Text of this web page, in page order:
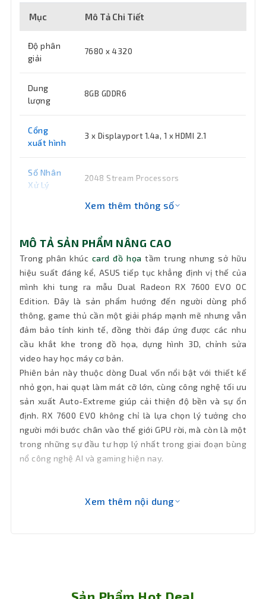
Mục Mô Tả Chi Tiết
Độ phân
giải
7680 x 4320
Dung
lượng
8GB GDDR6
Cổng
xuất hình
3 x Displayport 1.4a, 1 x HDMI 2.1
Số Nhân
Xử Lý
2048 Stream Processors
Nguồn 550W, 1 x 8-pin
Bus RAM 128-bit
Khe cắm 2.5 khe cắm
Giao Tiếp
VGA
PCI Express 4.0
Tản nhiệt 2 quạt
Xung
nhịp nhân
Tính
Xem thêm thông số
MÔ TẢ SẢN PHẨM NÂNG CAO
Trong phân khúc card đồ họa tầm trung nhưng sở hữu
hiệu suất đáng kể, ASUS tiếp tục khẳng định vị thế của
mình khi tung ra mẫu Dual Radeon RX 7600 EVO OC
Edition. Đây là sản phẩm hướng đến người dùng phổ
thông, game thủ cần một giải pháp mạnh mẽ nhưng vẫn
đảm bảo tính kinh tế, đồng thời đáp ứng được các nhu
cầu khắt khe trong đồ họa, dựng hình 3D, chỉnh sửa
video hay học máy cơ bản.
Phiên bản này thuộc dòng Dual vốn nổi bật với thiết kế
nhỏ gọn, hai quạt làm mát cỡ lớn, cùng công nghệ tối ưu
sản xuất Auto-Extreme giúp cải thiện độ bền và sự ổn
định. RX 7600 EVO không chỉ là lựa chọn lý tưởng cho
người mới bước chân vào thế giới GPU rời, mà còn là một
trong những sự đầu tư hợp lý nhất trong giai đoạn bùng
nổ công nghệ AI và gaming hiện nay.
Xem thêm nội dung